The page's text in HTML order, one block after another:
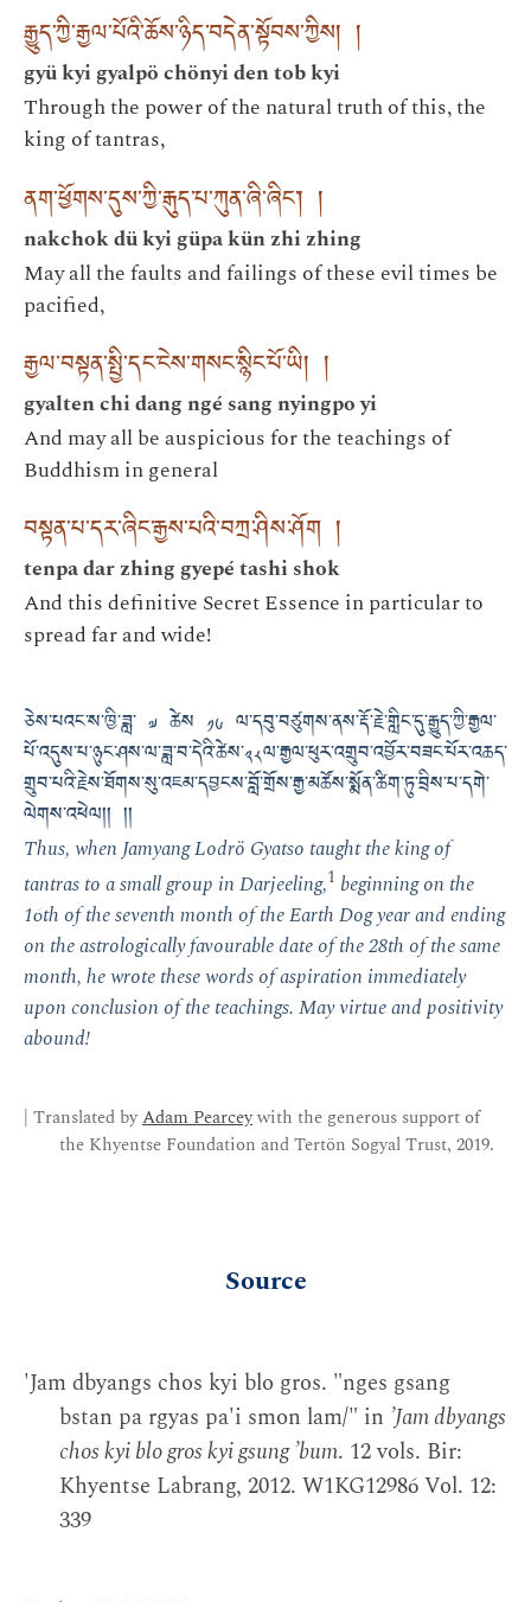
རྒྱུད་ཀྱི་རྒྱལ་པོའི་ཆོས་ཉིད་བདེན་སྟོབས་ཀྱིས། །
gyü kyi gyalpö chönyi den tob kyi
Through the power of the natural truth of this, the
king of tantras,
ནག་ཕྱོགས་དུས་ཀྱི་རྒུད་པ་ཀུན་ཞི་ཞིང་། །
nakchok dü kyi güpa kün zhi zhing
May all the faults and failings of these evil times be
pacified,
རྒྱལ་བསྟན་སྤྱི་དང་ངེས་གསང་སྙིང་པོ་ཡི། །
gyalten chi dang ngé sang nyingpo yi
And may all be auspicious for the teachings of
Buddhism in general
བསྟན་པ་དར་ཞིང་རྒྱས་པའི་བཀྲ་ཤིས་ཤོག །
tenpa dar zhing gyepé tashi shok
And this definitive Secret Essence in particular to
spread far and wide!
ཅེས་པའང་ས་ཁྱི་ཟླ་ ༧ ཚེས ༡༦ ལ་དབུ་བཙུགས་ནས་རྡོ་རྗེ་གླིང་དུ་རྒྱུད་ཀྱི་རྒྱལ་
པོ་འདུས་པ་ཉུང་ཤས་ལ་ཟླ་བ་དེའི་ཚེས་༢༨ལ་རྒྱལ་ཕུར་འགྲུབ་འབྱོར་བཟང་པོར་འཆད་
གྲུབ་པའི་རྗེས་ཐོགས་སུ་འཇམ་དབྱངས་བློ་གྲོས་རྒྱ་མཚོས་སྨོན་ཚིག་ཏུ་བྲིས་པ་དགེ་
ལེགས་འཕེལ།། །།
Thus, when Jamyang Lodrö Gyatso taught the king of
tantras to a small group in Darjeeling,1 beginning on the
16th of the seventh month of the Earth Dog year and ending
on the astrologically favourable date of the 28th of the same
month, he wrote these words of aspiration immediately
upon conclusion of the teachings. May virtue and positivity
abound!
| Translated byAdam Pearceywith the generous support of
the Khyentse Foundation and Tertön Sogyal Trust, 2019.
Source
'Jam dbyangs chos kyi blo gros. "nges gsang
bstan pa rgyas pa'i smon lam/" in ’Jam dbyangs
chos kyi blo gros kyi gsung ’bum. 12 vols. Bir:
Khyentse Labrang, 2012. W1KG12986 Vol. 12:
339